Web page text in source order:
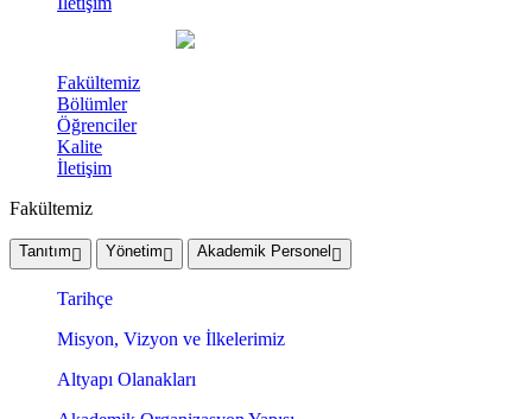
Fakültemiz
Bölümler
Öğrenciler
Kalite
İletişim
Fakültemiz
Tanıtım Yönetim Akademik Personel
Tarihçe
Misyon, Vizyon ve İlkelerimiz
Altyapı Olanakları